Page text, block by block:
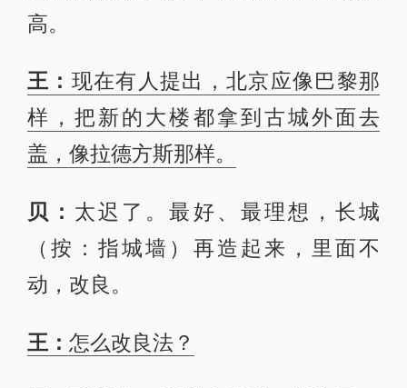
高。
王： 现在有人提出，北京应像巴黎那
样，把新的大楼都拿到古城外面去
盖，像拉德方斯那样。
贝： 太迟了。最好、最理想，长城
（按：指城墙）再造起来，里面不
动，改良。
王： 怎么改良法？